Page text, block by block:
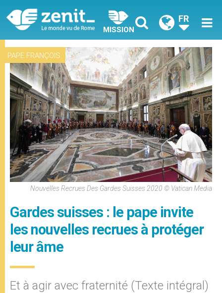
MISSION
FR
PAPE FRANÇOIS
Nouvelles Recrues Des Gardes Suisses 2020 © Vatican Media
Gardes suisses : le pape invite
les nouvelles recrues à protéger
leur âme
Et à agir avec fraternité (Texte intégral)